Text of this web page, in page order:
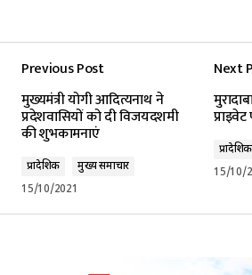
Previous Post
मुख्यमंत्री योगी आदित्यनाथ ने
प्रदेशवासियों को दी विजयदशमी
की शुभकामनाएं
प्रादेशिक
मुख्य समाचार
15/10/2021
Next
प्रादेशिक
15/10/